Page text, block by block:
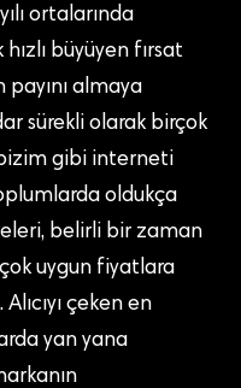
ortalarında
büyüyen fırsat
almaya
sürekli olarak birçok
bizim gibi interneti
oldukça
belirli bir zaman
çok uygun fiyatlara
çeken en
yan yana